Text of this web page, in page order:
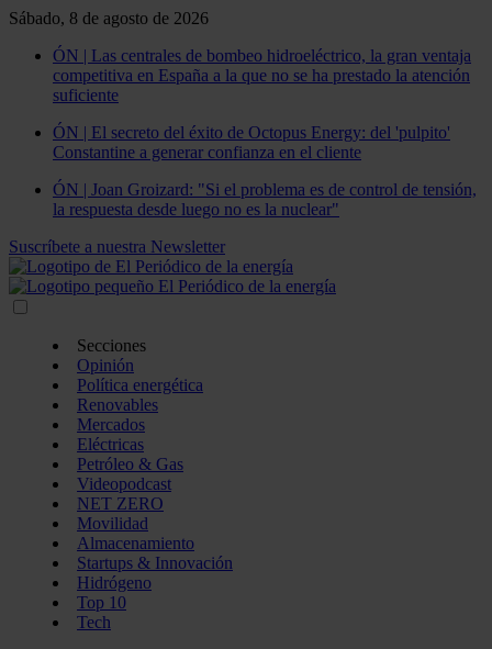
Sábado, 8 de agosto de 2026
ÓN | Las centrales de bombeo hidroeléctrico, la gran ventaja
competitiva en España a la que no se ha prestado la atención
suficiente
ÓN | El secreto del éxito de Octopus Energy: del 'pulpito'
Constantine a generar confianza en el cliente
ÓN | Joan Groizard: "Si el problema es de control de tensión,
la respuesta desde luego no es la nuclear"
Suscríbete a nuestra Newsletter
Secciones
Opinión
Política energética
Renovables
Mercados
Eléctricas
Petróleo & Gas
Videopodcast
NET ZERO
Movilidad
Almacenamiento
Startups & Innovación
Hidrógeno
Top 10
Tech